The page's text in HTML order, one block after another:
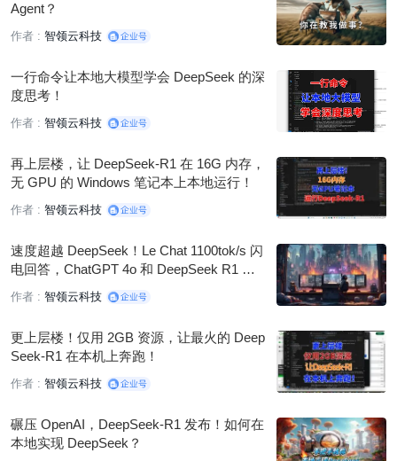
Agent？
作者 : 智领云科技
一行命令让本地大模型学会 DeepSeek 的深
度思考！
作者 : 智领云科技
再上层楼，让 DeepSeek-R1 在 16G 内存，
无 GPU 的 Windows 笔记本上本地运行！
作者 : 智领云科技
速度超越 DeepSeek！Le Chat 1100tok/s 闪
电回答，ChatGPT 4o 和 DeepSeek R1 被
秒杀？
作者 : 智领云科技
更上层楼！仅用 2GB 资源，让最火的 Deep
Seek-R1 在本机上奔跑！
作者 : 智领云科技
碾压 OpenAI，DeepSeek-R1 发布！如何在
本地实现 DeepSeek？